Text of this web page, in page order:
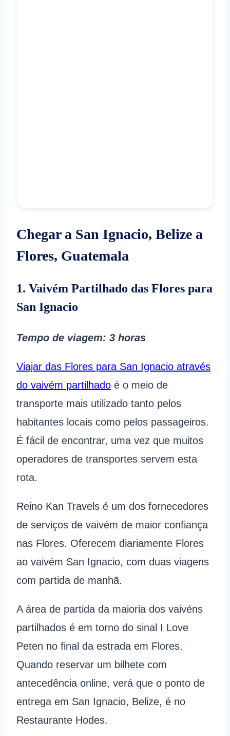
Chegar a San Ignacio, Belize a
Flores, Guatemala
1. Vaivém Partilhado das Flores para
San Ignacio
Tempo de viagem: 3 horas
Viajar das Flores para San Ignacio através
do vaivém partilhado é o meio de
transporte mais utilizado tanto pelos
habitantes locais como pelos passageiros.
É fácil de encontrar, uma vez que muitos
operadores de transportes servem esta
rota.
Reino Kan Travels é um dos fornecedores
de serviços de vaivém de maior confiança
nas Flores. Oferecem diariamente Flores
ao vaivém San Ignacio, com duas viagens
com partida de manhã.
A área de partida da maioria dos vaivéns
partilhados é em torno do sinal I Love
Peten no final da estrada em Flores.
Quando reservar um bilhete com
antecedência online, verá que o ponto de
entrega em San Ignacio, Belize, é no
Restaurante Hodes.